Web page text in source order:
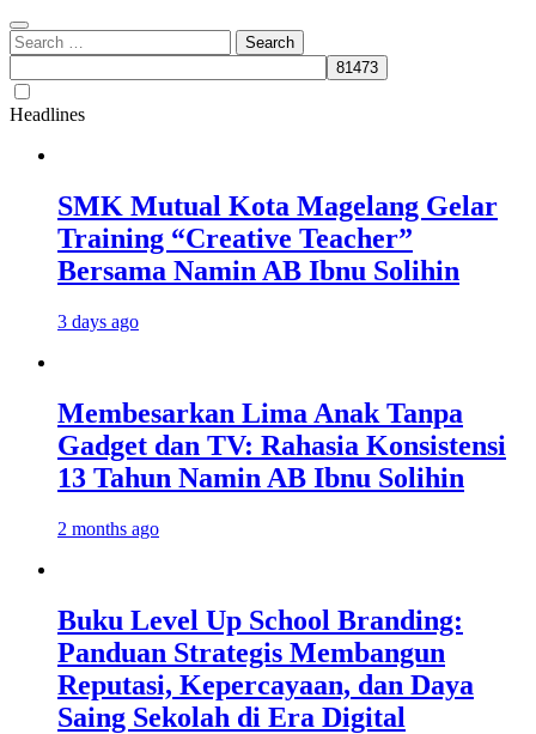
Search
for:
Headlines
SMK Mutual Kota Magelang Gelar
Training “Creative Teacher”
Bersama Namin AB Ibnu Solihin
3 days ago
Membesarkan Lima Anak Tanpa
Gadget dan TV: Rahasia Konsistensi
13 Tahun Namin AB Ibnu Solihin
2 months ago
Buku Level Up School Branding:
Panduan Strategis Membangun
Reputasi, Kepercayaan, dan Daya
Saing Sekolah di Era Digital